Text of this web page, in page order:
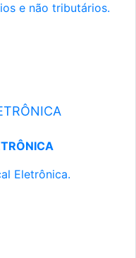
e não tributários.
Eletrônica.